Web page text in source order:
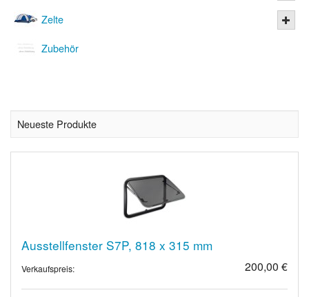
Zelte
Zubehör
Neueste Produkte
Ausstellfenster S7P, 818 x 315 mm
Verkaufspreis: 200,00 €